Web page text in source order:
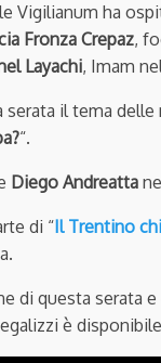
Vigilianum ha
Fronza Crepaz,
Layachi, Imam
il tema delle
“.
Diego Andreatta
di “Il Trentino
di questa serata
è